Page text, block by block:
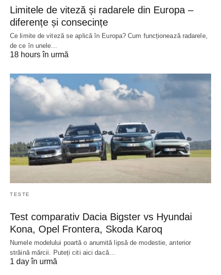
Limitele de viteză și radarele din Europa –
diferențe și consecințe
Ce limite de viteză se aplică în Europa? Cum funcționează radarele,
de ce în unele…
18 hours în urmă
TESTE
Test comparativ Dacia Bigster vs Hyundai
Kona, Opel Frontera, Skoda Karoq
Numele modelului poartă o anumită lipsă de modestie, anterior
străină mărcii. Puteți citi aici dacă…
1 day în urmă